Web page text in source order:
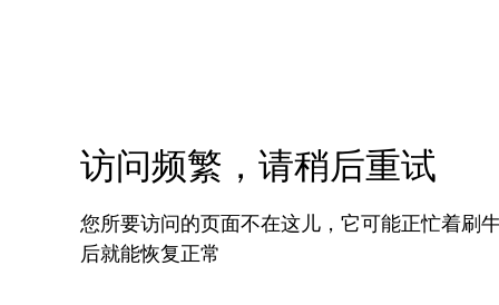
访问频繁，请稍后重试
您所要访问的页面不在这儿，它可能正忙着刷
后就能恢复正常